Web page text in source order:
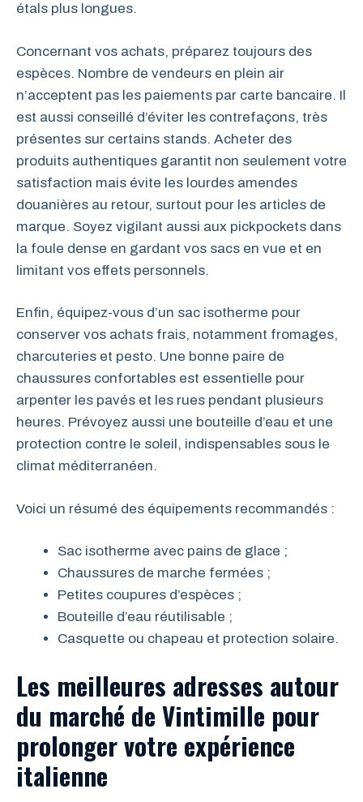
étals plus longues.
Concernant vos achats, préparez toujours des
espèces. Nombre de vendeurs en plein air
n’acceptent pas les paiements par carte bancaire. Il
est aussi conseillé d’éviter les contrefaçons, très
présentes sur certains stands. Acheter des
produits authentiques garantit non seulement votre
satisfaction mais évite les lourdes amendes
douanières au retour, surtout pour les articles de
marque. Soyez vigilant aussi aux pickpockets dans
la foule dense en gardant vos sacs en vue et en
limitant vos effets personnels.
Enfin, équipez-vous d’un sac isotherme pour
conserver vos achats frais, notamment fromages,
charcuteries et pesto. Une bonne paire de
chaussures confortables est essentielle pour
arpenter les pavés et les rues pendant plusieurs
heures. Prévoyez aussi une bouteille d’eau et une
protection contre le soleil, indispensables sous le
climat méditerranéen.
Voici un résumé des équipements recommandés :
Sac isotherme avec pains de glace ;
Chaussures de marche fermées ;
Petites coupures d’espèces ;
Bouteille d’eau réutilisable ;
Casquette ou chapeau et protection solaire.
Les meilleures adresses autour
du marché de Vintimille pour
prolonger votre expérience
italienne